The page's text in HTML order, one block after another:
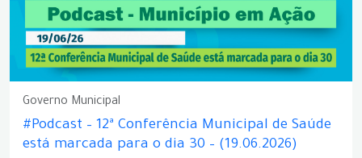
Governo Municipal
#Podcast – 12ª Conferência Municipal de Saúde
está marcada para o dia 30 – (19.06.2026)